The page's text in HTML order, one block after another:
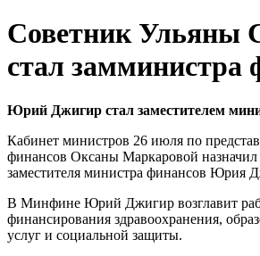
Советник Ульяны
стал замминистра
Юрий Джигир стал заместителем
Кабинет министров 26 июля по
финансов Оксаны Маркаровой назначил
заместителя министра финансов Юрия
В Минфине Юрий Джигир возглавит
финансирования здравоохранения,
услуг и социальной защиты.